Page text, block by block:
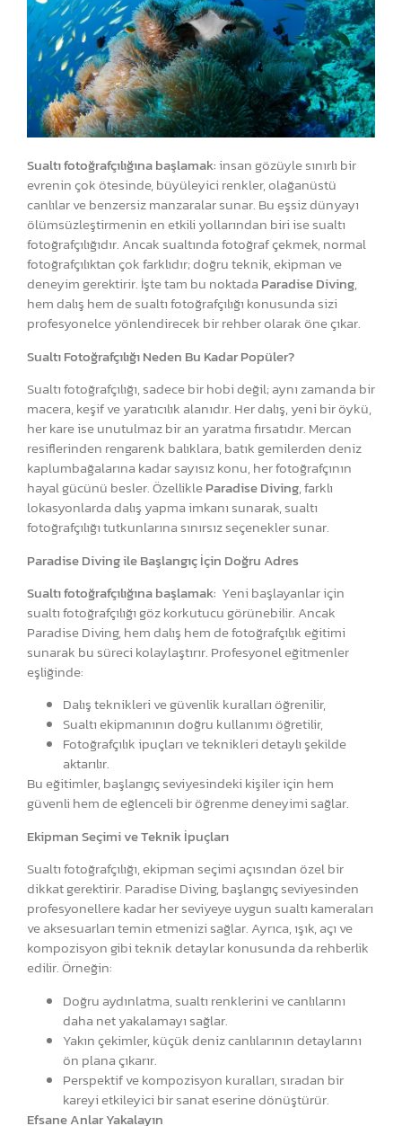
Sualtı fotoğrafçılığına başlamak:insan gözüyle sınırlı bir
evrenin çok ötesinde, büyüleyici renkler, olağanüstü
canlılar ve benzersiz manzaralar sunar. Bu eşsiz dünyayı
ölümsüzleştirmenin en etkili yollarından biri ise sualtı
fotoğrafçılığıdır. Ancak sualtında fotoğraf çekmek, normal
fotoğrafçılıktan çok farklıdır; doğru teknik, ekipman ve
deneyim gerektirir. İşte tam bu noktada Paradise Diving,
hem dalış hem de sualtı fotoğrafçılığı konusunda sizi
profesyonelce yönlendirecek bir rehber olarak öne çıkar.
Sualtı Fotoğrafçılığı Neden Bu Kadar Popüler?
Sualtı fotoğrafçılığı, sadece bir hobi değil; aynı zamanda bir
macera, keşif ve yaratıcılık alanıdır. Her dalış, yeni bir öykü,
her kare ise unutulmaz bir an yaratma fırsatıdır. Mercan
resiflerinden rengarenk balıklara, batık gemilerden deniz
kaplumbağalarına kadar sayısız konu, her fotoğrafçının
hayal gücünü besler. ÖzellikleParadise Diving, farklı
lokasyonlarda dalış yapma imkanı sunarak, sualtı
fotoğrafçılığı tutkunlarına sınırsız seçenekler sunar.
Paradise Diving ile Başlangıç İçin Doğru Adres
Sualtı fotoğrafçılığına başlamak: Yeni başlayanlar için
sualtı fotoğrafçılığı göz korkutucu görünebilir. Ancak
Paradise Diving, hem dalış hem de fotoğrafçılık eğitimi
sunarak bu süreci kolaylaştırır. Profesyonel eğitmenler
eşliğinde:
Dalış teknikleri ve güvenlik kuralları öğrenilir,
Sualtı ekipmanının doğru kullanımı öğretilir,
Fotoğrafçılık ipuçları ve teknikleri detaylı şekilde
aktarılır.
Bu eğitimler, başlangıç seviyesindeki kişiler için hem
güvenli hem de eğlenceli bir öğrenme deneyimi sağlar.
Ekipman Seçimi ve Teknik İpuçları
Sualtı fotoğrafçılığı, ekipman seçimi açısından özel bir
dikkat gerektirir. Paradise Diving, başlangıç seviyesinden
profesyonellere kadar her seviyeye uygun sualtı kameraları
ve aksesuarları temin etmenizi sağlar. Ayrıca, ışık, açı ve
kompozisyon gibi teknik detaylar konusunda da rehberlik
edilir. Örneğin:
Doğru aydınlatma, sualtı renklerini ve canlılarını
daha net yakalamayı sağlar.
Yakın çekimler, küçük deniz canlılarının detaylarını
ön plana çıkarır.
Perspektif ve kompozisyon kuralları, sıradan bir
kareyi etkileyici bir sanat eserine dönüştürür.
Efsane Anlar Yakalayın